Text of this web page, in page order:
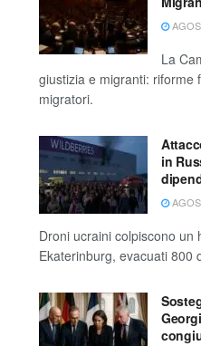
La
giustizia e migranti: riforme
migratori.
in
Droni ucraini colpiscono un
Ekaterinburg, evacuati 800